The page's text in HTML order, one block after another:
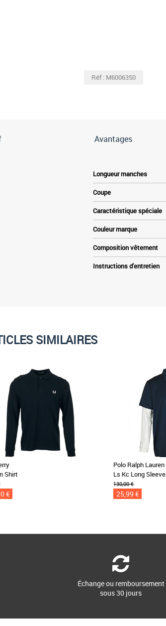
Réf : M6006350
Avantages
Longueur manches
Coupe
Caractéristique spéciale
Couleur marque
Composition vêtement
Instructions d'entretien
SIMILAIRES
Shirt
€
Polo Ralph Lauren
Ls Kc Long Sleeve
130,00 €
25,99 €
Échange ou remboursement
sous 30 jours